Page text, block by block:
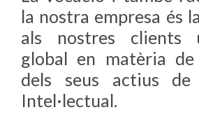
la nostra empresa és
als nostres clients
global en matèria de
dels seus actius de
Intel·lectual.